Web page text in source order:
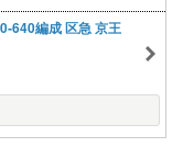
編成 区急 京王